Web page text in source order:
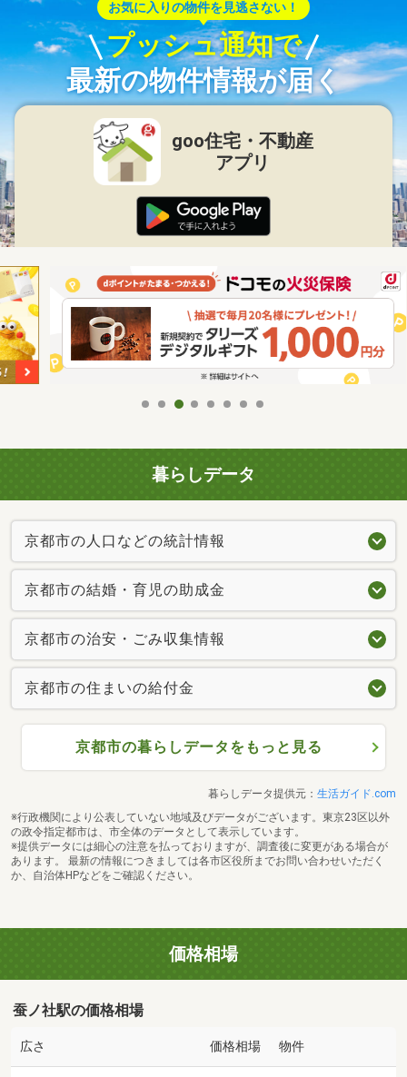
お気に入りの物件を見逃さない！
プッシュ通知で
最新の物件情報が届く
goo住宅・不動産
アプリ
暮らしデータ
京都市の人口などの統計情報
京都市の結婚・育児の助成金
京都市の治安・ごみ収集情報
京都市の住まいの給付金
京都市の暮らしデータをもっと見る
暮らしデータ提供元： 生活ガイド.com
※行政機関により公表していない地域及びデータがございます。東京23区以外
の政令指定都市は、市全体のデータとして表示しています。
※提供データには細心の注意を払っておりますが、調査後に変更がある場合が
あります。 最新の情報につきましては各市区役所までお問い合わせいただく
か、自治体HPなどをご確認ください。
価格相場
蚕ノ社駅の価格相場
広さ 価格相場 物件